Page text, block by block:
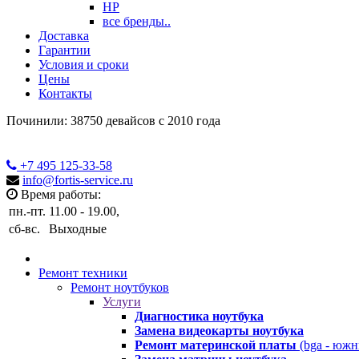
HP
все бренды..
Доставка
Гарантии
Условия и сроки
Цены
Контакты
Починили: 38750 девайсов с 2010 года
+7 495 125-33-58
info@fortis-service.ru
Время работы:
пн.-пт. 11.00 - 19.00,
сб-вс.
Выходные
Ремонт техники
Ремонт ноутбуков
Услуги
Диагностика ноутбука
Замена видеокарты ноутбука
Ремонт материнской платы (bga -